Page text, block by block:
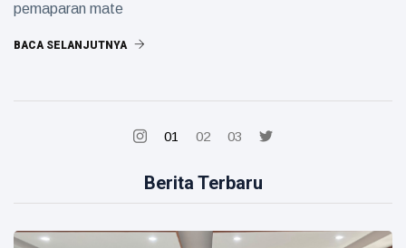
pemaparan mate
BACA SELANJUTNYA
01 02 03
Berita Terbaru